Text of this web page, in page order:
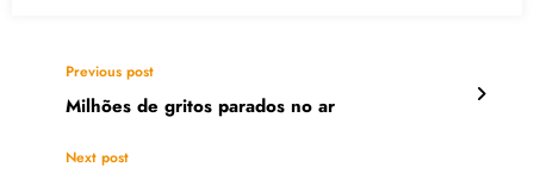
Previous post
Milhões de gritos parados no ar
Next post